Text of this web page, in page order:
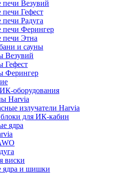
печи Везувий
Гефест
Радуга
печи Ферингер
печи Этна
и сауны
Везувий
Гефест
Ферингер
оборудования
Harvia
излучатели Harvia
для ИК-кабин
ядра
виски
ядра и шишки